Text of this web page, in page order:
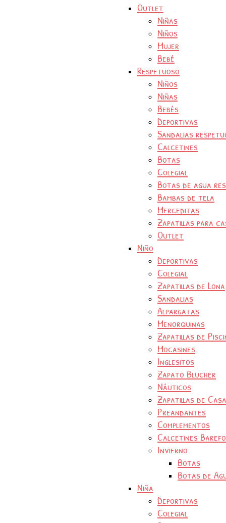
Outlet
Niñas
Niños
Mujer
Bebé
Respetuoso
Niños
Niñas
Bebés
Deportivas
Sandalias
Calcetines
Botas
Colegial
Botas de agua
Bambas de tela
Merceditas
Zapatillas para
Outlet
Niño
Deportivas
Colegial
Zapatillas de Lona
Sandalias
Alpargatas
Menorquinas
Zapatillas de
Mocasines
Inglesitos
Zapato Blucher
Náuticos
Zapatillas de Casa
Preandantes
Complementos
Calcetines
Invierno
Botas
Botas de
Niña
Deportivas
Colegial